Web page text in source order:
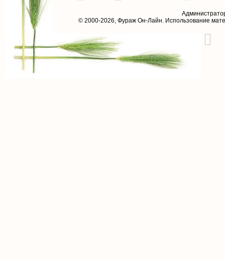
© 2000-2026, Фураж Он-Лайн. Использование